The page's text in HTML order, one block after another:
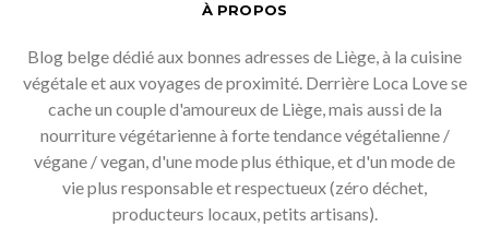
À PROPOS
Blog belge dédié aux bonnes adresses de Liège, à la cuisine
végétale et aux voyages de proximité. Derrière Loca Love se
cache un couple d'amoureux de Liège, mais aussi de la
nourriture végétarienne à forte tendance végétalienne /
végane / vegan, d'une mode plus éthique, et d'un mode de
vie plus responsable et respectueux (zéro déchet,
producteurs locaux, petits artisans).